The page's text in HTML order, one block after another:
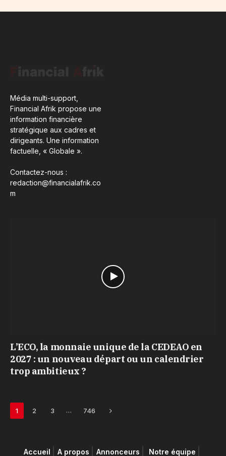
Média multi-support,
Financial Afrik propose une
information financière
stratégique aux cadres et
dirigeants. Une information
factuelle, « Globale ».
Contactez-nous :
redaction@financialafrik.co
m
L’ECO, la monnaie unique de la CEDEAO en
2027 : un nouveau départ ou un calendrier
trop ambitieux ?
1 2 3 … 746 Next
Accueil A propos Annonceurs Notre équipe